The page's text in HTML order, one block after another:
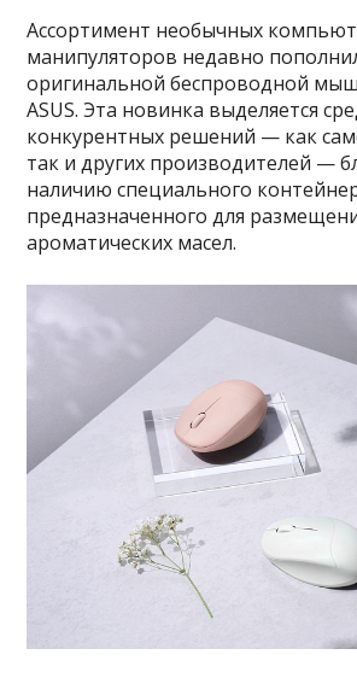
Ассортимент необычных
манипуляторов недавно
оригинальной беспроводной
ASUS. Эта новинка выделяется
конкурентных решений — как
так и других производителей —
наличию специального
предназначенного для
ароматических масел.